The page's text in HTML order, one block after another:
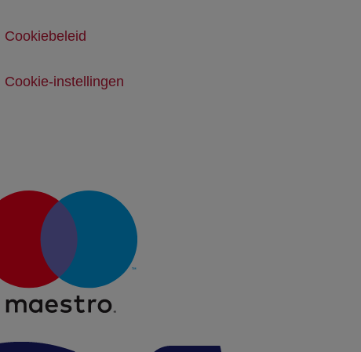
Cookiebeleid
Cookie-instellingen